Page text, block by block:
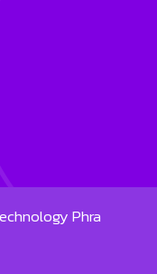
Phra